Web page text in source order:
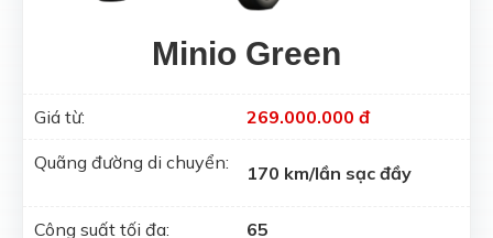
Minio Green
Giá từ: 269.000.000 đ
Quãng đường di chuyển: 170 km/lần sạc đầy
Công suất tối đa: 65